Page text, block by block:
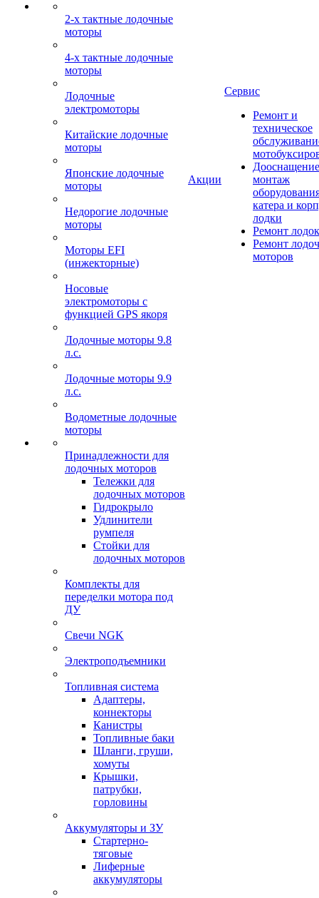
2-х тактные лодочные
моторы
4-х тактные лодочные
моторы
Лодочные
электромоторы
Китайские лодочные
моторы
Японские лодочные
моторы
Недорогие лодочные
моторы
Моторы EFI
(инжекторные)
Носовые
электромоторы с
функцией GPS якоря
Лодочные моторы 9.8
л.с.
Лодочные моторы 9.9
л.с.
Водометные лодочные
моторы
Принадлежности для
лодочных моторов
Тележки для
лодочных моторов
Гидрокрыло
Удлинители
румпеля
Стойки для
лодочных моторов
Комплекты для
переделки мотора под
ДУ
Свечи NGK
Электроподъемники
Топливная система
Адаптеры,
коннекторы
Канистры
Топливные баки
Шланги, груши,
хомуты
Крышки,
патрубки,
горловины
Аккумуляторы и ЗУ
Стартерно-
тяговые
Лиферные
аккумуляторы
Акции
Сервис
Ремонт и
техническое
монтаж
катера и
лодки
Ремонт
Ремонт
моторов